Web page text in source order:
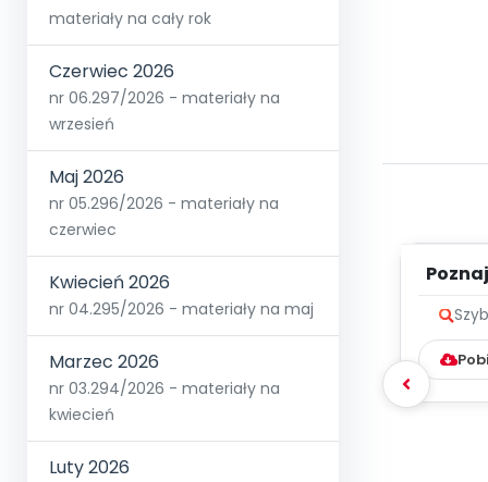
materiały na cały rok
Czerwiec 2026
nr 06.297/2026 - materiały na
wrzesień
Maj 2026
nr 05.296/2026 - materiały na
czerwiec
Kwiecień 2026
nr 04.295/2026 - materiały na maj
Marzec 2026
nr 03.294/2026 - materiały na
kwiecień
Luty 2026